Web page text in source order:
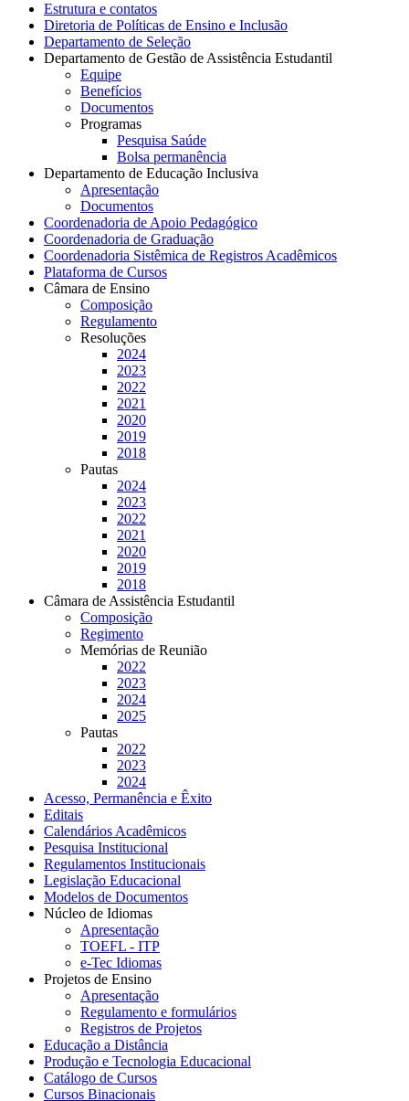
Estrutura e contatos
Diretoria de Políticas de Ensino e Inclusão
Departamento de Seleção
Departamento de Gestão de Assistência Estudantil
Equipe
Benefícios
Documentos
Programas
Pesquisa Saúde
Bolsa permanência
Departamento de Educação Inclusiva
Apresentação
Documentos
Coordenadoria de Apoio Pedagógico
Coordenadoria de Graduação
Coordenadoria Sistêmica de Registros Acadêmicos
Plataforma de Cursos
Câmara de Ensino
Composição
Regulamento
Resoluções
2024
2023
2022
2021
2020
2019
2018
Pautas
2024
2023
2022
2021
2020
2019
2018
Câmara de Assistência Estudantil
Composição
Regimento
Memórias de Reunião
2022
2023
2024
2025
Pautas
2022
2023
2024
Acesso, Permanência e Êxito
Editais
Calendários Acadêmicos
Pesquisa Institucional
Regulamentos Institucionais
Legislação Educacional
Modelos de Documentos
Núcleo de Idiomas
Apresentação
TOEFL - ITP
e-Tec Idiomas
Projetos de Ensino
Apresentação
Regulamento e formulários
Registros de Projetos
Educação a Distância
Produção e Tecnologia Educacional
Catálogo de Cursos
Cursos Binacionais